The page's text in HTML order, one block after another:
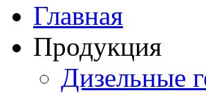
Главная
Продукция
Дизельные